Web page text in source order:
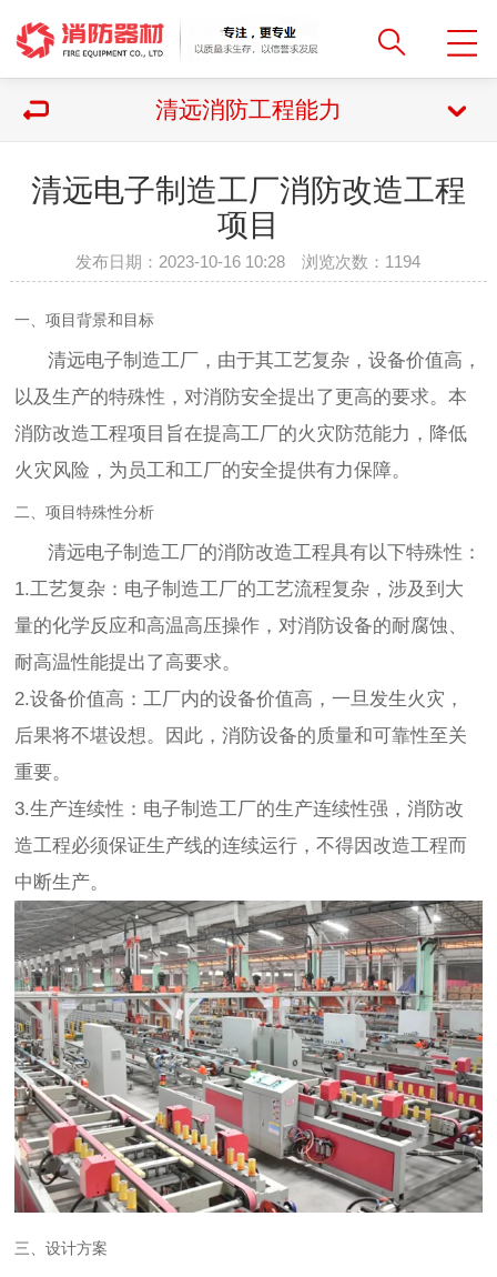
清远消防工程能力
清远电子制造工厂消防改造工程
项目
发布日期：2023-10-16 10:28 浏览次数： 1194
一、项目背景和目标
清远电子制造工厂，由于其工艺复杂，设备价值高，
以及生产的特殊性，对消防安全提出了更高的要求。本
消防改造工程项目旨在提高工厂的火灾防范能力，降低
火灾风险，为员工和工厂的安全提供有力保障。
二、项目特殊性分析
清远电子制造工厂的消防改造工程具有以下特殊性：
1.工艺复杂：电子制造工厂的工艺流程复杂，涉及到大
量的化学反应和高温高压操作，对消防设备的耐腐蚀、
耐高温性能提出了高要求。
2.设备价值高：工厂内的设备价值高，一旦发生火灾，
后果将不堪设想。因此，消防设备的质量和可靠性至关
重要。
3.生产连续性：电子制造工厂的生产连续性强，消防改
造工程必须保证生产线的连续运行，不得因改造工程而
中断生产。
三、设计方案